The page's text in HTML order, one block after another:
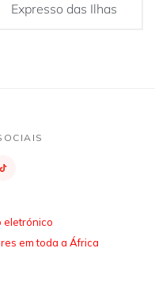
Expresso das Ilhas
eletrónico
em toda a África